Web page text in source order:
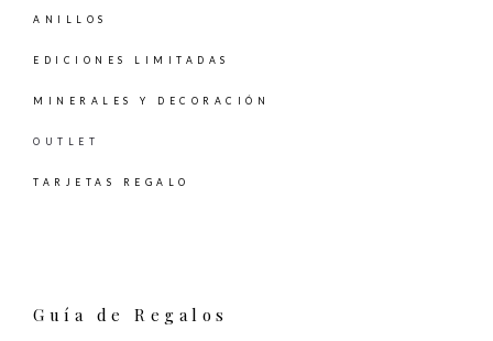
ANILLOS
EDICIONES LIMITADAS
MINERALES Y DECORACIÓN
OUTLET
TARJETAS REGALO
Guía de Regalos